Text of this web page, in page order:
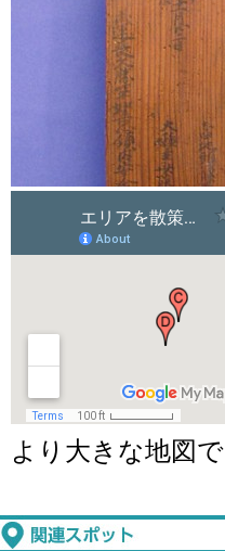
より大きな地図で